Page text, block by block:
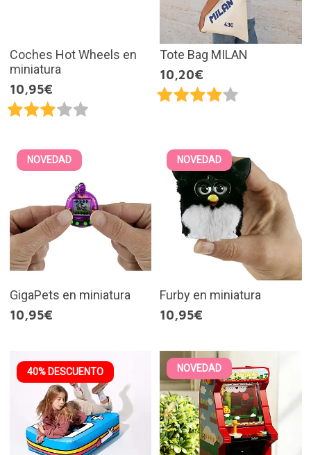
Coches Hot Wheels en
miniatura
10,95€
Tote Bag MILAN
10,20€
NOVEDAD
GigaPets en miniatura
10,95€
NOVEDAD
Furby en miniatura
10,95€
40% DESCUENTO NOVEDAD